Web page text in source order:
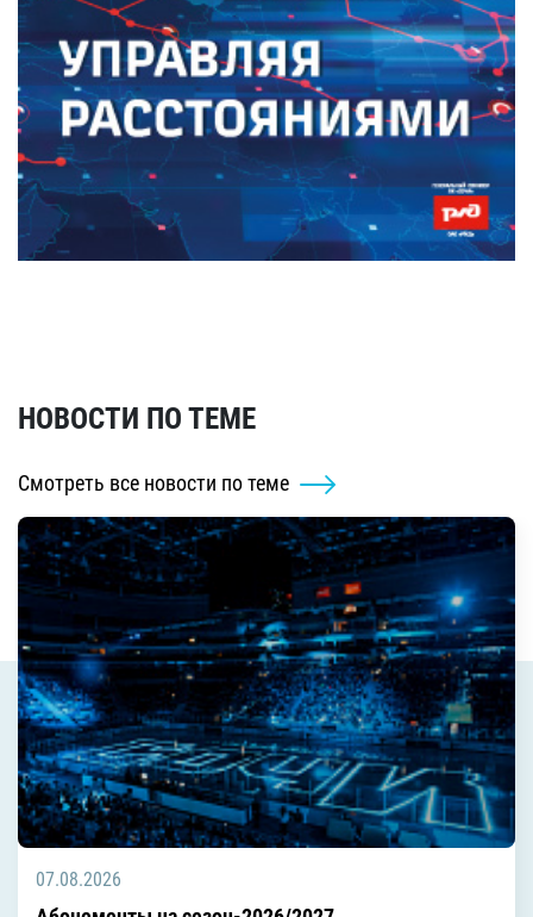
НОВОСТИ ПО ТЕМЕ
Смотреть все новости по теме
07.08.2026